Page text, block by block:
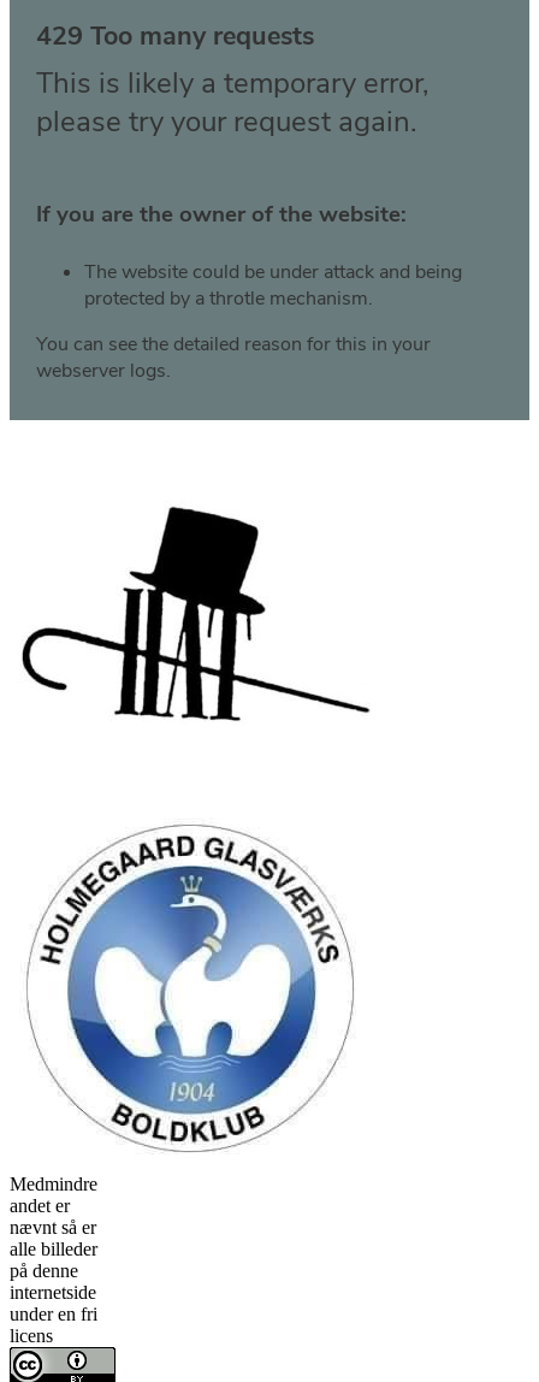
Medmindre
andet er
nævnt så er
alle billeder
på denne
internetside
under en fri
licens